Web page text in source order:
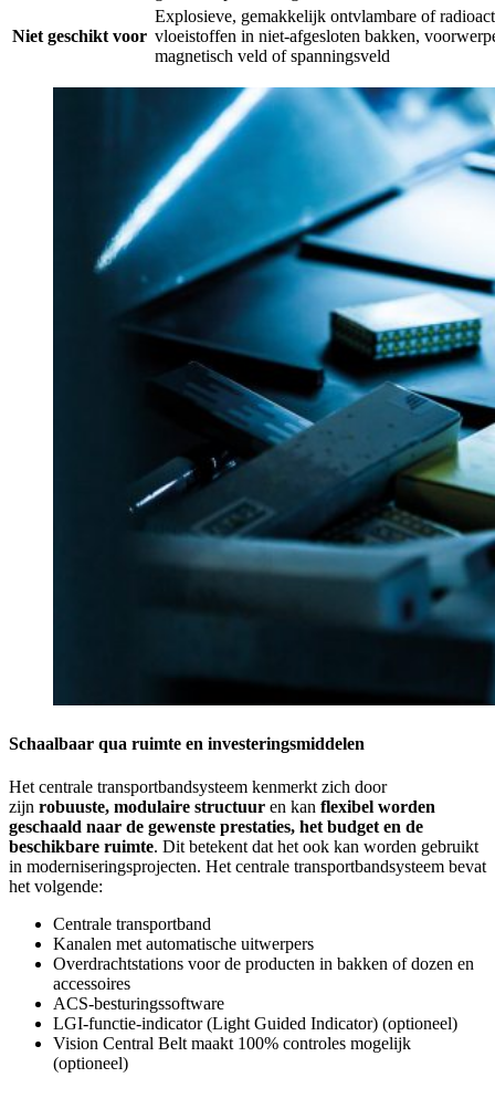
Niet geschikt voor
Explosieve, gemakkelijk ontvlambare of
vloeistoffen in niet-afgesloten bakken,
magnetisch veld of spanningsveld
Schaalbaar qua ruimte en investeringsmiddelen
Het centrale transportbandsysteem kenmerkt zich door
zijn robuuste, modulaire structuur en kan flexibel worden
geschaald naar de gewenste prestaties, het budget en de
beschikbare ruimte. Dit betekent dat het ook kan worden gebruikt
in moderniseringsprojecten. Het centrale transportbandsysteem bevat
het volgende:
Centrale transportband
Kanalen met automatische uitwerpers
Overdrachtstations voor de producten in bakken of dozen en
accessoires
ACS-besturingssoftware
LGI-functie-indicator (Light Guided Indicator) (optioneel)
Vision Central Belt maakt 100% controles mogelijk
(optioneel)